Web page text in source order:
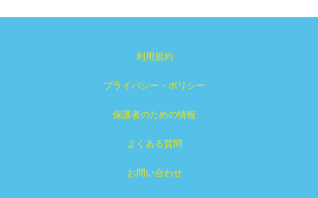
利用規約
プライバシー・ポリシー
保護者のための情報
よくある質問
お問い合わせ